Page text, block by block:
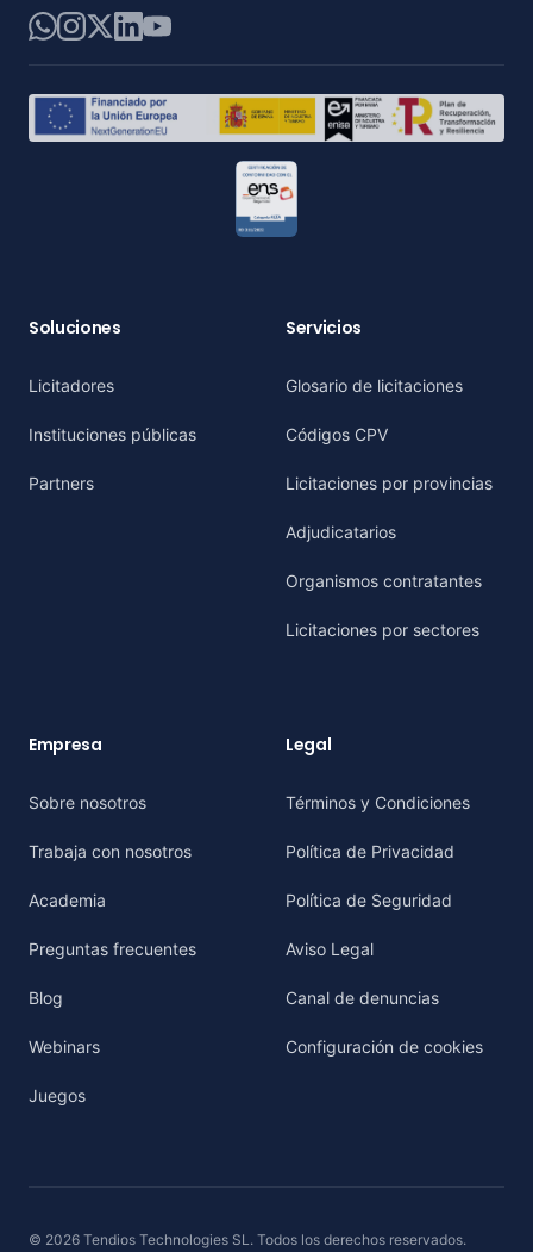
WhatsApp
Instagram
X LinkedIn
YouTube
Soluciones
Licitadores
Instituciones públicas
Partners
Servicios
Glosario de licitaciones
Códigos CPV
Licitaciones por provincias
Adjudicatarios
Organismos contratantes
Licitaciones por sectores
Empresa
Sobre nosotros
Trabaja con nosotros
Academia
Preguntas frecuentes
Blog
Webinars
Juegos
Legal
Términos y Condiciones
Política de Privacidad
Política de Seguridad
Aviso Legal
Canal de denuncias
Configuración de cookies
© 2026 Tendios Technologies SL. Todos los derechos reservados.